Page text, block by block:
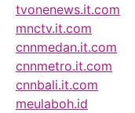
tvonenews.it.com
mnctv.it.com
cnnmedan.it.com
cnnmetro.it.com
cnnbali.it.com
meulaboh.id